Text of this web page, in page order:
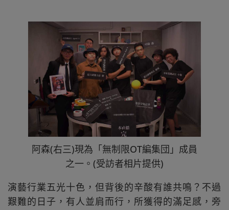
阿森(右三)現為「無制限OT編集団」成員
之一。(受訪者相片提供)
演藝行業五光十色，但背後的辛酸有誰共鳴？不過
艱難的日子，有人並肩而行，所獲得的滿足感，旁